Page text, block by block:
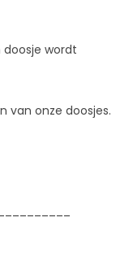
doosje wordt
van onze doosjes.